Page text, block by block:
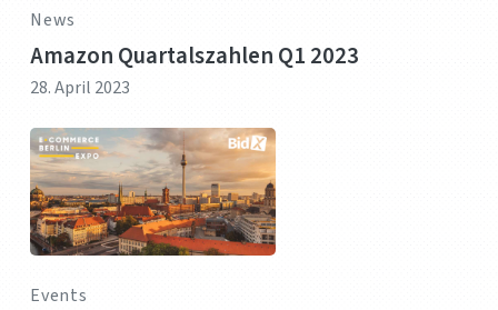
News
Amazon Quartalszahlen Q1 2023
28. April 2023
Events